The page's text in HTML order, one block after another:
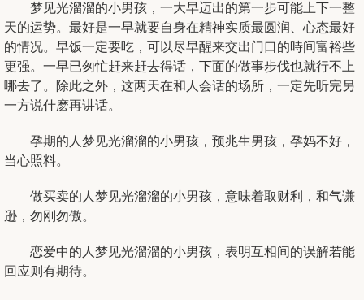
梦见光溜溜的小男孩，一大早迈出的第一步可能上下一整
天的运势。最好是一早就要自身在精神实质最圆润、心态最好
的情况。早饭一定要吃，可以尽早醒来交出门口的時间富裕些
更强。一早已匆忙赶来赶去得话，下面的做事步伐也就行不上
哪去了。除此之外，这两天在和人会话的场所，一定先听完另
一方说什麽再讲话。
孕期的人梦见光溜溜的小男孩，预兆生男孩，孕妈不好，
当心照料。
做买卖的人梦见光溜溜的小男孩，意味着取财利，和气谦
逊，勿刚勿傲。
恋爱中的人梦见光溜溜的小男孩，表明互相间的误解若能
回应则有期待。